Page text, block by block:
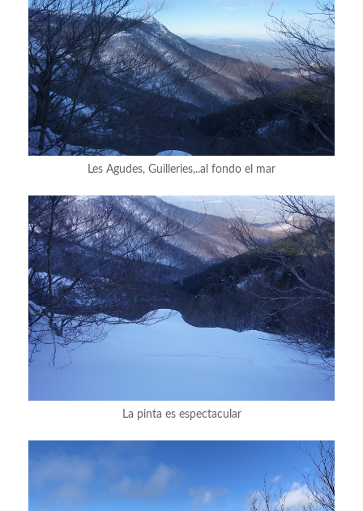
Les Agudes, Guilleries,..al fondo el mar
La pinta es espectacular